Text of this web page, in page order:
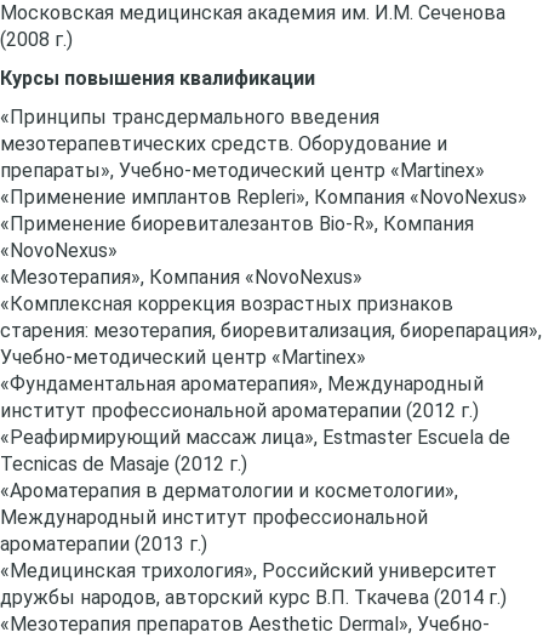
Московская медицинская академия им. И.М. Сеченова
(2008 г.)
Курсы повышения квалификации
«Принципы трансдермального введения
мезотерапевтических средств. Оборудование и
препараты», Учебно-методический центр «Martinex»
«Применение имплантов Repleri», Компания «NovoNexus»
«Применение биоревиталезантов Bio-R», Компания
«NovoNexus»
«Мезотерапия», Компания «NovoNexus»
«Комплексная коррекция возрастных признаков
старения: мезотерапия, биоревитализация, биорепарация»,
Учебно-методический центр «Martinex»
«Фундаментальная ароматерапия», Международный
институт профессиональной ароматерапии (2012 г.)
«Реафирмирующий массаж лица», Estmaster Escuela de
Tecnicas de Masaje (2012 г.)
«Ароматерапия в дерматологии и косметологии»,
Международный институт профессиональной
ароматерапии (2013 г.)
«Медицинская трихология», Российский университет
дружбы народов, авторский курс В.П. Ткачева (2014 г.)
«Мезотерапия препаратов Aesthetic Dermal», Учебно-